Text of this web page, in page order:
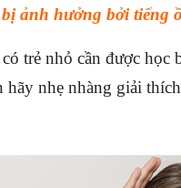
ảnh hưởng bởi tiếng
trẻ nhỏ cần được
hãy nhẹ nhàng giải